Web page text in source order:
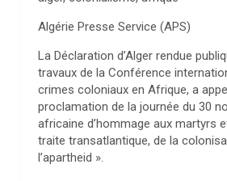
Algérie Presse Service (APS)
La Déclaration d’Alger rendue
travaux de la Conférence
crimes coloniaux en Afrique, a
proclamation de la journée du 30
africaine d’hommage aux martyrs
traite transatlantique, de la
l’apartheid ».